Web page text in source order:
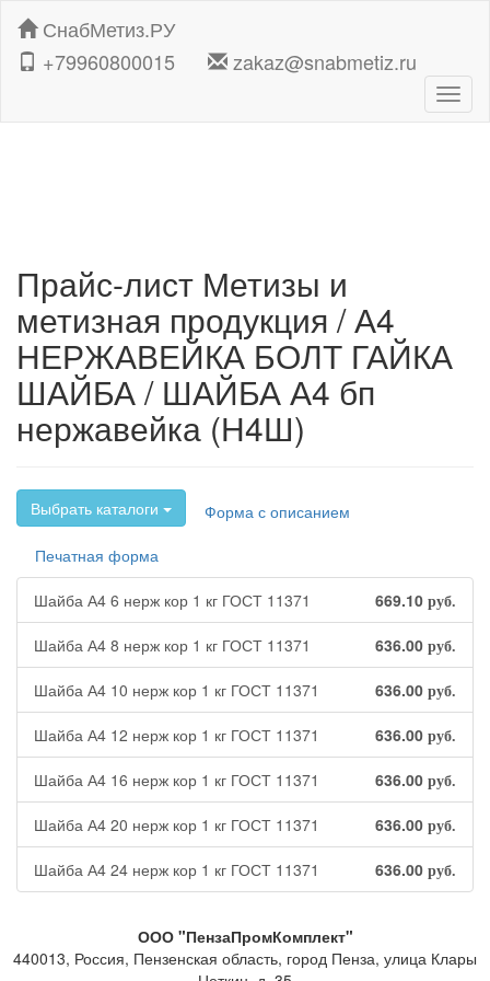
СнабМетиз.РУ
+79960800015
zakaz@snabmetiz.ru
Прайс-лист Метизы и
метизная продукция / А4
НЕРЖАВЕЙКА БОЛТ ГАЙКА
ШАЙБА / ШАЙБА А4 бп
нержавейка (Н4Ш)
Выбрать каталоги
Форма с описанием
Печатная форма
Шайба А4 6 нерж кор 1 кг ГОСТ 11371 669.10 руб.
Шайба А4 8 нерж кор 1 кг ГОСТ 11371 636.00 руб.
Шайба А4 10 нерж кор 1 кг ГОСТ 11371 636.00 руб.
Шайба А4 12 нерж кор 1 кг ГОСТ 11371 636.00 руб.
Шайба А4 16 нерж кор 1 кг ГОСТ 11371 636.00 руб.
Шайба А4 20 нерж кор 1 кг ГОСТ 11371 636.00 руб.
Шайба А4 24 нерж кор 1 кг ГОСТ 11371 636.00 руб.
ООО "ПензаПромКомплект"
440013, Россия, Пензенская область, город Пенза, улица Клары